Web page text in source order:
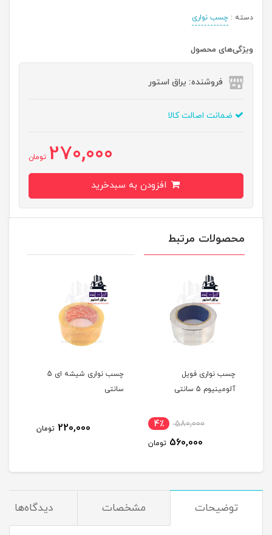
دسته : چسب نواری
ویژگی‌های محصول
فروشنده: یراق استور
ضمانت اصالت کالا
270,000 تومان
محصولات مرتبط
چسب نواری فویل
آلومینیوم 5 سانتی
580,000 4٪
560,000 تومان
چسب نواری شیشه ای 5
سانتی
220,000 تومان
توضیحات مشخصات دیدگاه‌ها